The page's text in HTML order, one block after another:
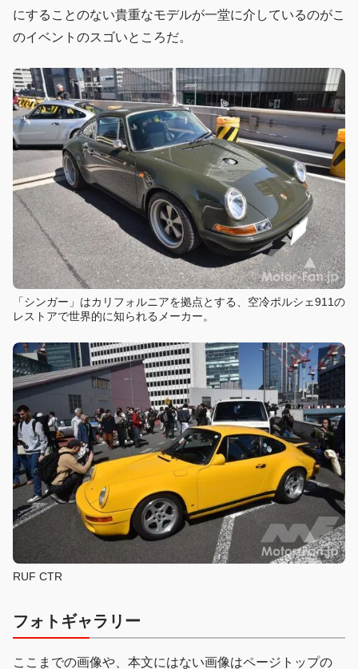
にすることのない貴重なモデルが一堂に介しているのがこ
のイベントのスゴいところだ。
「シンガー」はカリフォルニアを拠点とする、空冷ポルシェ911の
レストアで世界的に知られるメーカー。
RUF CTR
フォトギャラリー
ここまでの画像や、本文にはない画像はページトップの